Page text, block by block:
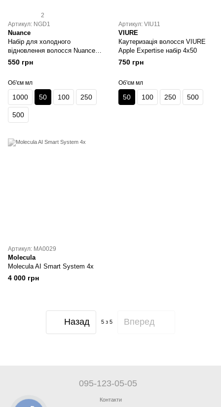
2
Артикул: NGD1
Nuance
Набір для холодного
відновлення волосся Nuance
Glow Day 4x 50 мл
550 грн
Об'єм мл
1000 50 100 250
500
Артикул: VIU11
VIURE
Каутеризація волосся VIURE
Apple Expertise набір 4х50
750 грн
Об'єм мл
50 100 250 500
Артикул: MA0029
Molecula
Molecula AI Smart System 4х
4 000 грн
Назад 5 з 5 Вперед
095-123-05-05
Контакти